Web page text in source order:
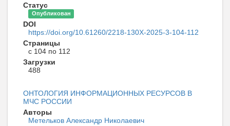
Статус
Опубликован
DOI
https://doi.org/10.61260/2218-130X-2025-3-104-112
Страницы
с 104 по 112
Загрузки
488
ОНТОЛОГИЯ ИНФОРМАЦИОННЫХ РЕСУРСОВ В
МЧС РОССИИ
Авторы
Метельков Александр Николаевич